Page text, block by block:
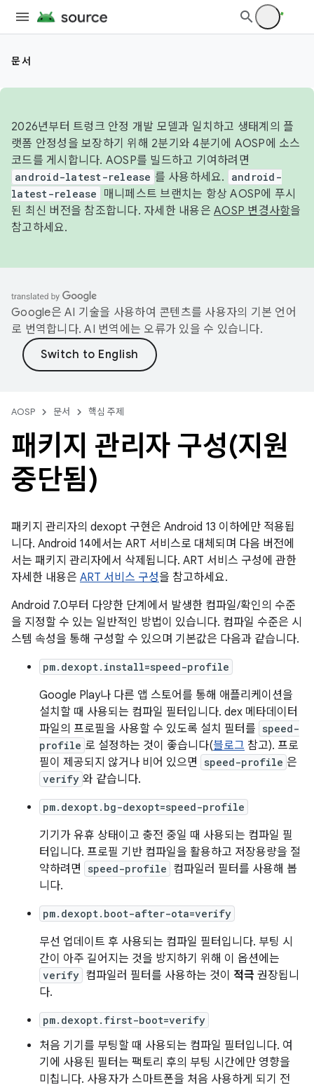
문서
2026년부터 트렁크 안정 개발 모델과 일치하고 생태계의 플
랫폼 안정성을 보장하기 위해 2분기와 4분기에 AOSP에 소스
코드를 게시합니다. AOSP를 빌드하고 기여하려면
android-latest-release 를 사용하세요.
android-
latest-release
매니페스트 브랜치는 항상 AOSP에 푸시
된 최신 버전을 참조합니다. 자세한 내용은 AOSP 변경사항을
참고하세요.
Google은 AI 기술을 사용하여 콘텐츠를 사용자의 기본 언어
로 번역합니다. AI 번역에는 오류가 있을 수 있습니다.
AOSP 문서 핵심 주제
패키지 관리자 구성(지원
중단됨)
패키지 관리자의 dexopt 구현은 Android 13 이하에만 적용됩
니다. Android 14에서는 ART 서비스로 대체되며 다음 버전에
서는 패키지 관리자에서 삭제됩니다. ART 서비스 구성에 관한
자세한 내용은 ART 서비스 구성을 참고하세요.
Android 7.0부터 다양한 단계에서 발생한 컴파일/확인의 수준
을 지정할 수 있는 일반적인 방법이 있습니다. 컴파일 수준은 시
스템 속성을 통해 구성할 수 있으며 기본값은 다음과 같습니다.
pm.dexopt.install=speed-profile
Google Play나 다른 앱 스토어를 통해 애플리케이션을
설치할 때 사용되는 컴파일 필터입니다. dex 메타데이터
파일의 프로필을 사용할 수 있도록 설치 필터를 speed-
profile 로 설정하는 것이 좋습니다(블로그 참고). 프로
필이 제공되지 않거나 비어 있으면
speed-profile 은
verify 와 같습니다.
pm.dexopt.bg-dexopt=speed-profile
기기가 유휴 상태이고 충전 중일 때 사용되는 컴파일 필
터입니다. 프로필 기반 컴파일을 활용하고 저장용량을 절
약하려면
speed-profile 컴파일러 필터를 사용해 봅
니다.
pm.dexopt.boot-after-ota=verify
무선 업데이트 후 사용되는 컴파일 필터입니다. 부팅 시
간이 아주 길어지는 것을 방지하기 위해 이 옵션에는
verify 컴파일러 필터를 사용하는 것이 적극 권장됩니
다.
pm.dexopt.first-boot=verify
처음 기기를 부팅할 때 사용되는 컴파일 필터입니다. 여
기에 사용된 필터는 팩토리 후의 부팅 시간에만 영향을
미칩니다. 사용자가 스마트폰을 처음 사용하게 되기 전